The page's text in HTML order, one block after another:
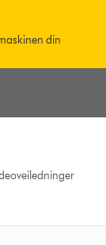
din